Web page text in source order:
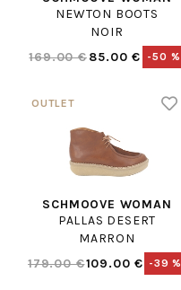
NEWTON BOOTS
NOIR
169.00 €85.00 € -50 %
SCHMOOVE WOMAN
PALLAS DESERT
MARRON
179.00 €109.00 € -39 %